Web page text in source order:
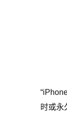
时或永